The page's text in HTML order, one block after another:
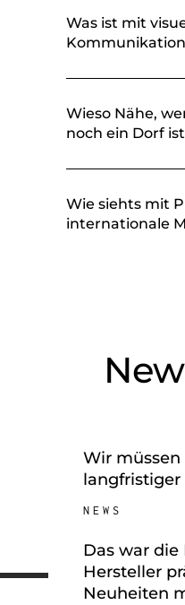
Was ist mit
Wieso Nähe,
noch ein Dorf
Wie siehts mit
internationale
Wir
langfristiger
NEWS
Das war die
Hersteller
Neuheiten